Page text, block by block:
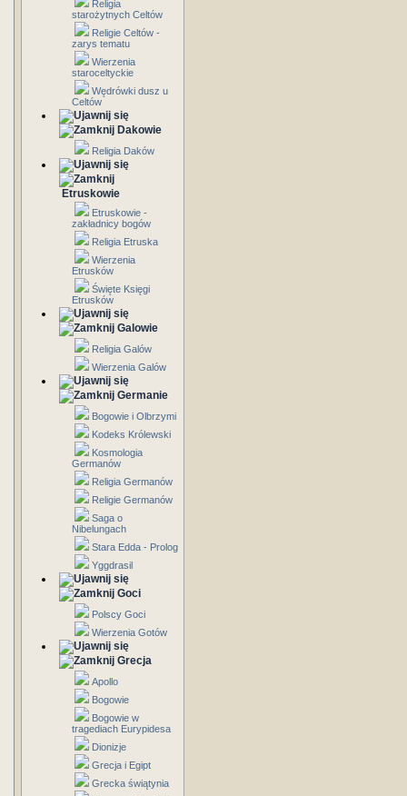
Religia
starożytnych Celtów
Religie Celtów -
zarys tematu
Wierzenia
staroceltyckie
Wędrówki dusz u
Celtów
Dakowie
Religia Daków
Etruskowie
Etruskowie -
zakładnicy bogów
Religia Etruska
Wierzenia
Etrusków
Święte Księgi
Etrusków
Galowie
Religia Galów
Wierzenia Galów
Germanie
Bogowie i Olbrzymi
Kodeks Królewski
Kosmologia
Germanów
Religia Germanów
Religie Germanów
Saga o
Nibelungach
Stara Edda - Prolog
Yggdrasil
Goci
Polscy Goci
Wierzenia Gotów
Grecja
Apollo
Bogowie
Bogowie w
tragediach Eurypidesa
Dionizje
Grecja i Egipt
Grecka świątynia